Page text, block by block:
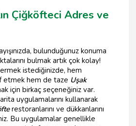
Çiğköfteci Adres ve
bulunduğunuz konuma
bulmak artık çok kolay!
istediğinizde, hem
etmek hem de taze Uşak
için birkaç seçeneğiniz var.
uygulamalarını kullanarak
restoranlarını ve dükkanlarını
Bu uygulamalar genellikle